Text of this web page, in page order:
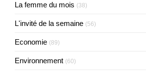
La femme du mois (38)
L'invité de la semaine (56)
Economie (89)
Environnement (60)